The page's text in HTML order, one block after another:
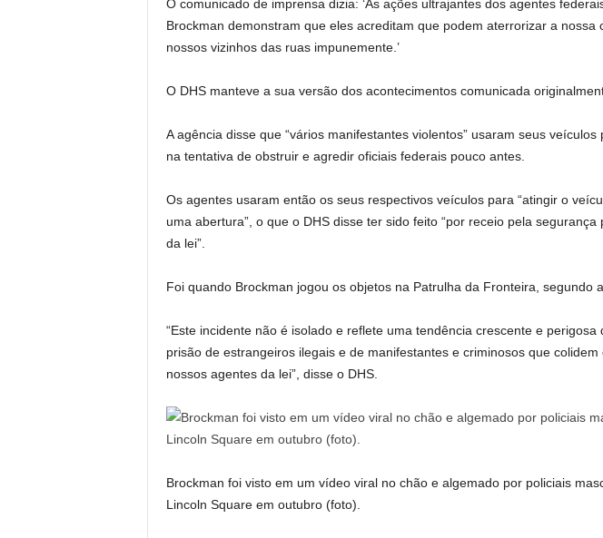
O comunicado de imprensa dizia: ‘As ações ultrajantes dos agentes
Brockman demonstram que eles acreditam que podem aterrorizar a nossa
nossos vizinhos das ruas impunemente.’
O DHS manteve a sua versão dos acontecimentos comunicada
A agência disse que “vários manifestantes violentos” usaram seus
na tentativa de obstruir e agredir oficiais federais pouco antes.
Os agentes usaram então os seus respectivos veículos para “atingir o
uma abertura”, o que o DHS disse ter sido feito “por receio pela segurança
da lei”.
Foi quando Brockman jogou os objetos na Patrulha da Fronteira, segundo
“Este incidente não é isolado e reflete uma tendência crescente e perigosa
prisão de estrangeiros ilegais e de manifestantes e criminosos que
nossos agentes da lei”, disse o DHS.
Brockman foi visto em um vídeo viral no chão e algemado por policiais
Lincoln Square em outubro (foto).